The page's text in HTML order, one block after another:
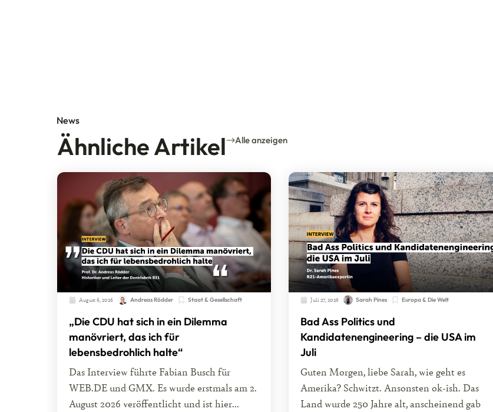
News
Ähnliche Artikel Alle anzeigen
August 6, 2026 Andreas Rödder Staat & Gesellschaft
„Die CDU hat sich in ein Dilemma
manövriert, das ich für
lebensbedrohlich halte“
Das Interview führte Fabian Busch für
WEB.DE und GMX. Es wurde erstmals am 2.
August 2026 veröffentlicht und ist hier...
Juli 27, 2026 Sarah Pines Europa & Die Welt
Bad Ass Politics und
Kandidatenengineering – die USA im
Juli
Guten Morgen, liebe Sarah, wie geht es
Amerika? Schwitzt. Ansonsten ok-ish. Das
Land wurde 250 Jahre alt, anscheinend gab